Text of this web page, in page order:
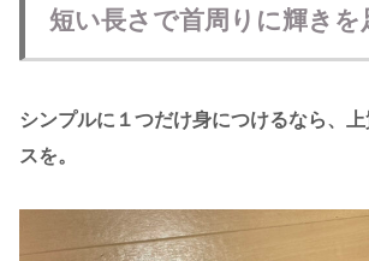
短い長さで首周りに輝きを
シンプルに１つだけ身につけるなら、
スを。